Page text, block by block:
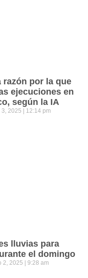
razón por la que
ejecuciones en
según la IA
2025 12:14 pm
lluvias para
el domingo
2, 2025 9:28 am